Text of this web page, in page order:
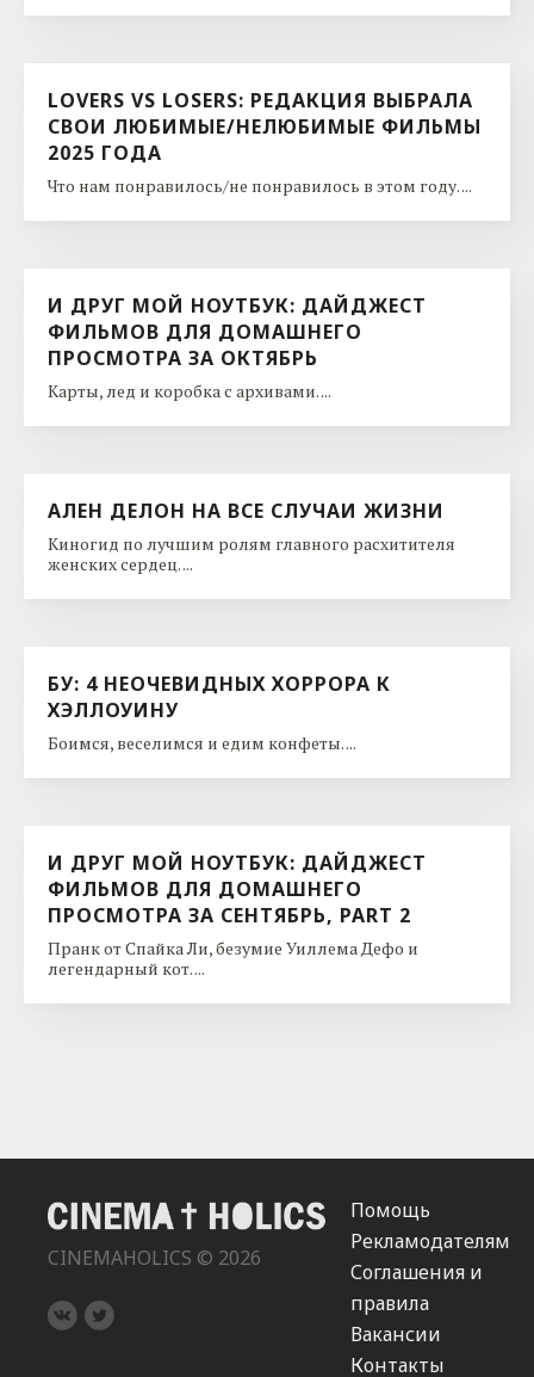
LOVERS VS LOSERS: РЕДАКЦИЯ ВЫБРАЛА
СВОИ ЛЮБИМЫЕ/НЕЛЮБИМЫЕ ФИЛЬМЫ
2025 ГОДА
Что нам понравилось/не понравилось в этом году. ...
И ДРУГ МОЙ НОУТБУК: ДАЙДЖЕСТ
ФИЛЬМОВ ДЛЯ ДОМАШНЕГО
ПРОСМОТРА ЗА ОКТЯБРЬ
Карты, лед и коробка с архивами. ...
АЛЕН ДЕЛОН НА ВСЕ СЛУЧАИ ЖИЗНИ
Киногид по лучшим ролям главного расхитителя
женских сердец. ...
БУ: 4 НЕОЧЕВИДНЫХ ХОРРОРА К
ХЭЛЛОУИНУ
Боимся, веселимся и едим конфеты. ...
И ДРУГ МОЙ НОУТБУК: ДАЙДЖЕСТ
ФИЛЬМОВ ДЛЯ ДОМАШНЕГО
ПРОСМОТРА ЗА СЕНТЯБРЬ, PART 2
Пранк от Спайка Ли, безумие Уиллема Дефо и
легендарный кот. ...
CINEMAHOLICS © 2026
Помощь
Рекламодателям
Соглашения и
правила
Вакансии
Контакты